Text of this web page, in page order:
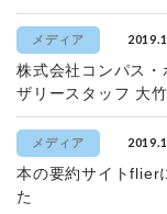
メディア
株式会社コンパス
ザリースタッフ 大竹
メディア
本の要約サイトflier
た